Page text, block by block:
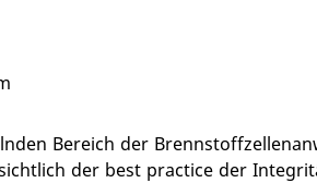
Bereich der
der best practice der